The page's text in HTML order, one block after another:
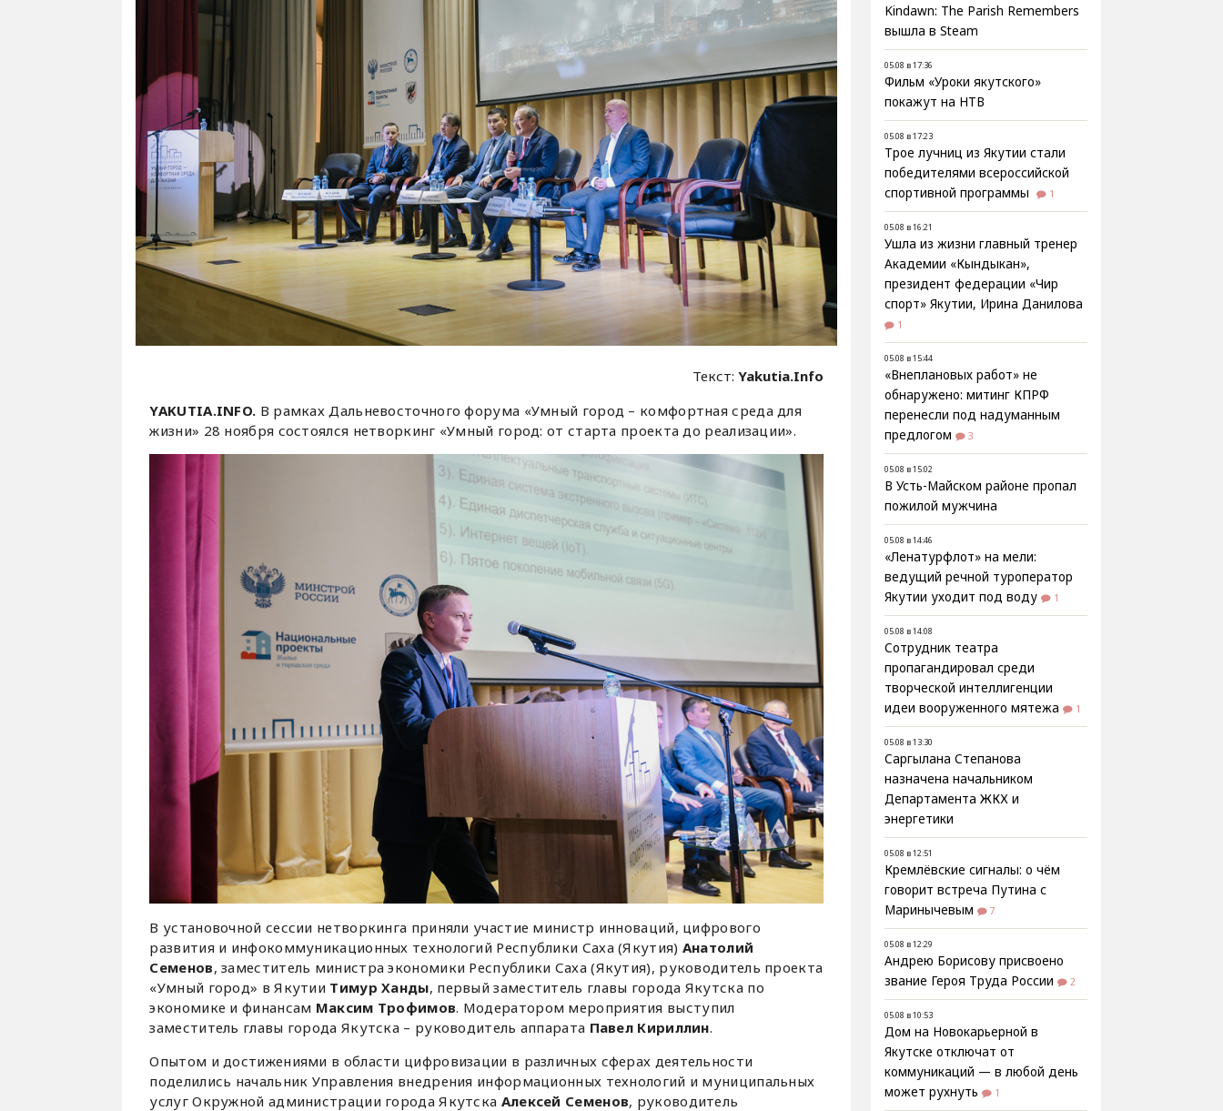
Текст:Yakutia.Info
YAKUTIA.INFO. В рамках Дальневосточного форума «Умный город – комфортная среда для
жизни» 28 ноября состоялся нетворкинг «Умный город: от старта проекта до реализации».
В установочной сессии нетворкинга приняли участие министр инноваций, цифрового
развития и инфокоммуникационных технологий Республики Саха (Якутия) Анатолий
Семенов, заместитель министра экономики Республики Саха (Якутия), руководитель проекта
«Умный город» в Якутии Тимур Ханды, первый заместитель главы города Якутска по
экономике и финансам Максим Трофимов. Модератором мероприятия выступил
заместитель главы города Якутска – руководитель аппарата Павел Кириллин.
Опытом и достижениями в области цифровизации в различных сферах деятельности
поделились начальник Управления внедрения информационных технологий и муниципальных
услуг Окружной администрации города Якутска Алексей Семенов, руководитель
Kindawn: The Parish Remembers
вышла в Steam
05.08 в 17:36
Фильм «Уроки якутского»
покажут на НТВ
05.08 в 17:23
Трое лучниц из Якутии стали
победителями всероссийской
спортивной программы
1
05.08 в 16:21
Ушла из жизни главный тренер
Академии «Кындыкан»,
президент федерации «Чир
спорт» Якутии, Ирина Данилова
1
05.08 в 15:44
«Внеплановых работ» не
обнаружено: митинг КПРФ
перенесли под надуманным
предлогом
3
05.08 в 15:02
В Усть-Майском районе пропал
пожилой мужчина
05.08 в 14:46
«Ленатурфлот» на мели:
ведущий речной туроператор
Якутии уходит под воду
1
05.08 в 14:08
Сотрудник театра
пропагандировал среди
творческой интеллигенции
идеи вооруженного мятежа
1
05.08 в 13:30
Саргылана Степанова
назначена начальником
Департамента ЖКХ и
энергетики
05.08 в 12:51
Кремлёвские сигналы: о чём
говорит встреча Путина с
Маринычевым
7
05.08 в 12:29
Андрею Борисову присвоено
звание Героя Труда России
2
05.08 в 10:53
Дом на Новокарьерной в
Якутске отключат от
коммуникаций — в любой день
может рухнуть
1